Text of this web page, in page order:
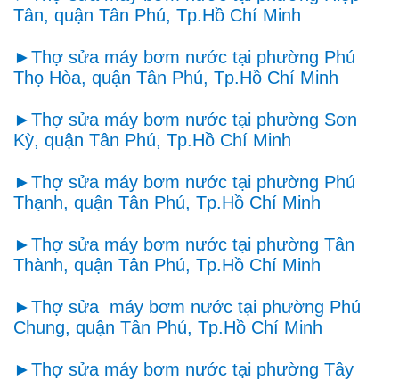
Tân, quận Tân Phú, Tp.Hồ Chí Minh
►Thợ sửa máy bơm nước tại phường Phú
Thọ Hòa, quận Tân Phú, Tp.Hồ Chí Minh
►Thợ sửa máy bơm nước tại phường Sơn
Kỳ, quận Tân Phú, Tp.Hồ Chí Minh
►Thợ sửa máy bơm nước tại phường Phú
Thạnh, quận Tân Phú, Tp.Hồ Chí Minh
►Thợ sửa máy bơm nước tại phường Tân
Thành, quận Tân Phú, Tp.Hồ Chí Minh
►Thợ sửa máy bơm nước tại phường Phú
Chung, quận Tân Phú, Tp.Hồ Chí Minh
►Thợ sửa máy bơm nước tại phường Tây